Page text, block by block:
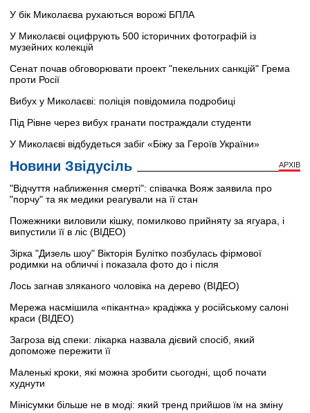
У бік Миколаєва рухаються ворожі БПЛА
У Миколаєві оцифрують 500 історичних фотографій із
музейних колекцій
Сенат почав обговорювати проект "пекельних санкцій" Грема
проти Росії
Вибух у Миколаєві: поліція повідомила подробиці
Під Рівне через вибух гранати постраждали студенти
У Миколаєві відбудеться забіг «Біжу за Героїв України»
Новини Звідусіль АРХІВ
"Відчуття наближення смерті": співачка Вояж заявила про
"порчу" та як медики реагували на її стан
Пожежники виловили кішку, помилково прийняту за ягуара, і
випустили її в ліс (ВІДЕО)
Зірка "Дизель шоу" Вікторія Булітко позбулась фірмової
родимки на обличчі і показала фото до і після
Лось загнав зляканого чоловіка на дерево (ВІДЕО)
Мережа насмішила «пікантна» крадіжка у російському салоні
краси (ВІДЕО)
Загроза від спеки: лікарка назвала дієвий спосіб, який
допоможе пережити її
Маленькі кроки, які можна зробити сьогодні, щоб почати
худнути
Мінісумки більше не в моді: який тренд прийшов їм на зміну